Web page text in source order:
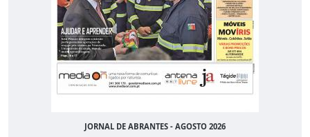
JORNAL DE ABRANTES - AGOSTO 2026